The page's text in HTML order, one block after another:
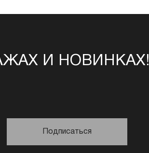
И НОВИНКАХ!
Подписаться